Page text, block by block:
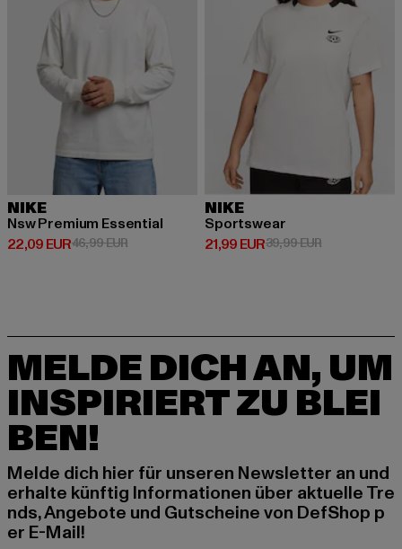
NIKE
Nsw Premium Essential
22,09 EUR
Derzeitiger Preis: 22,09 EUR
46,99 EURAktionspreis: 46,99 EUR
NIKE
Sportswear
21,99 EUR
Derzeitiger Preis: 21,99 EUR
39,99 EURAktionspreis:
MELDE DICH AN, UM
INSPIRIERT ZU BLEI
BEN!
Melde dich hier für unseren Newsletter an und
erhalte künftig Informationen über aktuelle Tre
nds, Angebote und Gutscheine von DefShop p
er E-Mail!